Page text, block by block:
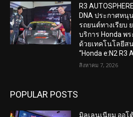
R3
DNA ประกาศหนุ
รถยนต์ทางเรียบ
บริการ Honda พ
ด้วยเทคโนโลยีส
“Honda e:N2 R3
สิงหาคม 7, 2026
POPULAR POSTS
มิลเลนเนียม ออโ